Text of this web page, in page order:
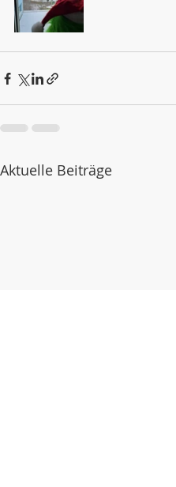
Aktuelle Beiträge